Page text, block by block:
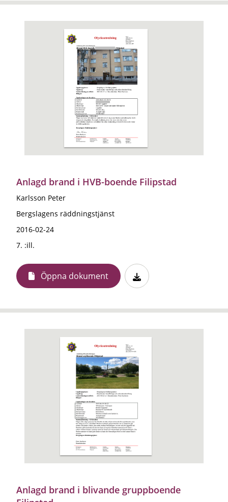
Anlagd brand i HVB-boende Filipstad
Karlsson Peter
Bergslagens räddningstjänst
2016-02-24
7. :ill.
Öppna dokument
Anlagd brand i blivande gruppboende